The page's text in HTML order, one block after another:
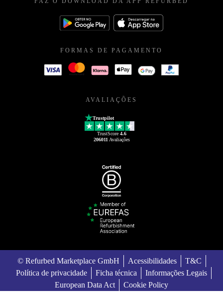
FORMAS DE PAGAMENTO
AVALIAÇÕES
Trustpilot
TrustScore 4.6
206011 Avaliações
© Refurbed Marketplace GmbH Acessibilidades
T&C
Política de privacidade
Ficha técnica
Informações Legais
European Data Act
Cookie Policy